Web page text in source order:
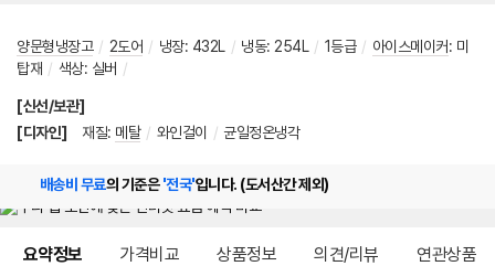
양문형냉장고 / 2도어 / 냉장: 432L / 냉동: 254L / 1등급 / 아이스메이커: 미
탑재 / 색상: 실버 /
[신선/보관]
[디자인]
재질: 메탈 / 와인걸이 / 균일정온냉각
배송비 무료의 기준은'전국'입니다. (도서산간 제외)
요약정보 가격비교 상품정보 의견/리뷰 연관상품